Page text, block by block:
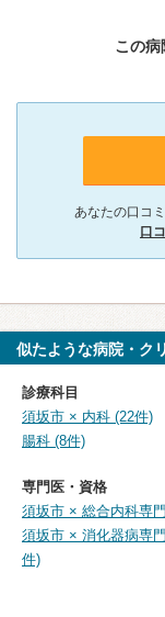
この病
あなたの口コ
口
似たような病院・ク
診療科目
須坂市 × 内科 (22件)
腸科 (8件)
専門医・資格
須坂市 × 総合内科専
須坂市 × 消化器病専
件)